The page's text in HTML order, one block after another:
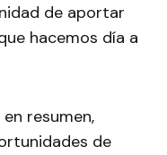
de aportar
hacemos día a
resumen,
de